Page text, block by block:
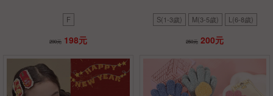
F
290元 198元
S(1-3歲) M(3-5歲) L(6-8歲)
250元 200元